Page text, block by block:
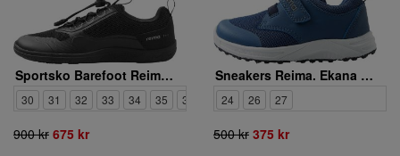
Sportsko Barefoot Reima Tallustelu 5400137B 9990
30 31 32 33 34 35 36
900 kr 675 kr
Sneakers Reima. Ekana 5400129A 67A0
24 26 27
500 kr 375 kr